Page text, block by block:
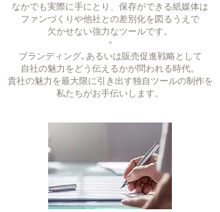
なかでも実際に手にとり、保存ができる紙媒体は
ファンづくりや他社との差別化を図るうえで
欠かせない強力なツールです。
＊
ブランディング､あるいは販売促進戦略として
自社の魅力をどう伝えるかが問われる時代。
貴社の魅力を最大限に引き出す独自ツールの制作を
私たちがお手伝いします。